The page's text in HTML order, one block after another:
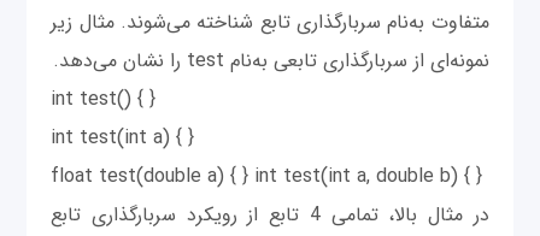
متفاوت به‌نام سربارگذاری تابع شناخته می‌شوند. مثال زیر
نمونه‌ای از سربارگذاری تابعی به‌نام test را نشان می‌دهد.
int test() { }
int test(int a) { }
float test(double a) { } int test(int a, double b) { }
در مثال بالا، تمامی 4 تابع از رویکرد سربارگذاری تابع